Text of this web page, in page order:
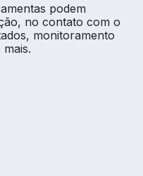
podem
no contato com o
monitoramento